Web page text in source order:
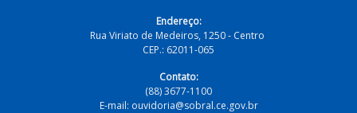
Endereço:
Rua Viriato de Medeiros, 1250 - Centro
CEP.: 62011-065
Contato:
(88) 3677-1100
E-mail: ouvidoria@sobral.ce.gov.br